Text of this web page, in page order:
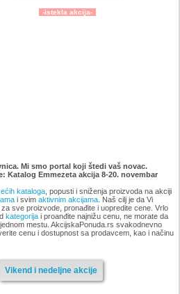
-istekla akcija-
24. decembar 2017
-istekla akcija-
Mi smo portal koji štedi vaš novac.
Katalog Emmezeta akcija 8-20. novembar
kataloga, popusti i sniženja proizvoda na akciji
i svim aktivnim akcijama. Naš cilj je da Vi
sve proizvode, pronađite i uopredite cene. Vrlo
kategorijai proanđite najnižu cenu, ne morate da
mestu. AkcijskaPonuda.rs svakodnevno
cenu i dostupnost sa prodavcem, kao i načinu
Vikend i nedeljne akcije